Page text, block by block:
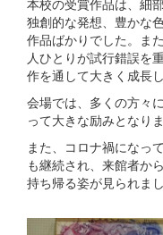
本校の受賞作品は、細
独創的な発想、豊かな
作品ばかりでした。ま
人ひとりが試行錯誤を
作を通して大きく成長
会場では、多くの方々
って大きな励みとなりま
また、コロナ禍になっ
も継続され、来館者か
持ち帰る姿が見られまし